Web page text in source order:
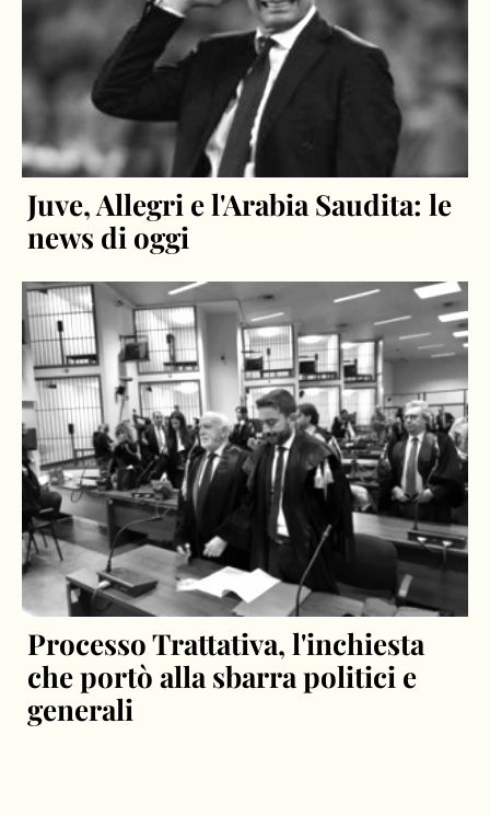
Juve, Allegri e l'Arabia Saudita: le
news di oggi
Processo Trattativa, l'inchiesta
che portò alla sbarra politici e
generali